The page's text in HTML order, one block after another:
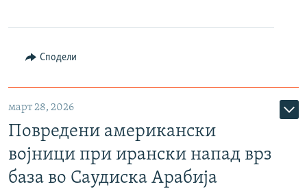
Сподели
март 28, 2026
Повредени американски
војници при ирански напад врз
база во Саудиска Арабија